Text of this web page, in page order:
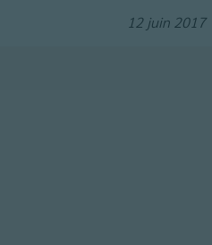
12 juin 2017